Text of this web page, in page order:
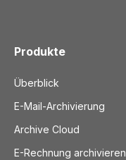
Produkte
Überblick
E-Mail-Archivierung
Archive Cloud
E-Rechnung archivieren